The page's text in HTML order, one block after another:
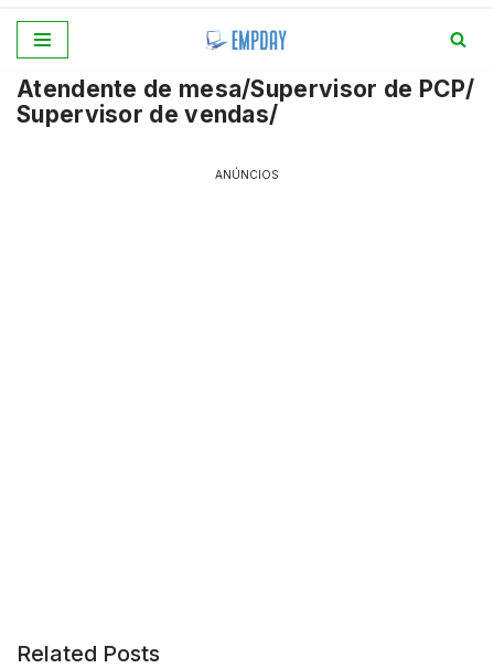
para
o
Atendente de mesa/Supervisor de PCP/
Supervisor de vendas/
ANÚNCIOS
Related Posts